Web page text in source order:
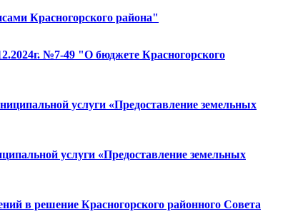
Красногорского района"
№7-49 "О бюджете Красногорского
услуги «Предоставление земельных
услуги «Предоставление земельных
в решение Красногорского районного Совета